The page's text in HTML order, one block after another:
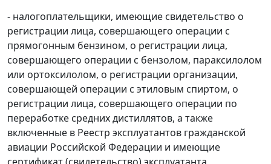
- налогоплательщики, имеющие свидетельство о
регистрации лица, совершающего операции с
прямогонным бензином, о регистрации лица,
совершающего операции с бензолом, параксилолом
или ортоксилолом, о регистрации организации,
совершающей операции с этиловым спиртом, о
регистрации лица, совершающего операции по
переработке средних дистиллятов, а также
включенные в Реестр эксплуатантов гражданской
авиации Российской Федерации и имеющие